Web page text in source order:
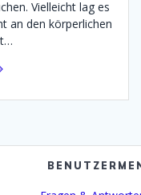
Vielleicht lag es
an den körperlichen